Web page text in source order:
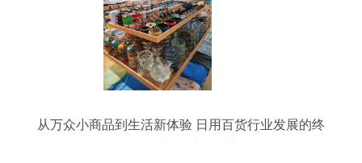
从万众小商品到生活新体验 日用百货行业发展的终